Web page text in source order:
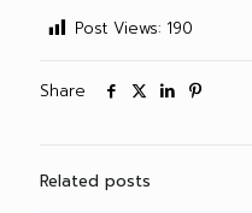
Post Views: 190
Share
Related posts